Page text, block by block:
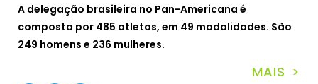
A delegação brasileira no Pan-Americana é
composta por 485 atletas, em 49 modalidades. São
249 homens e 236 mulheres.
MAIS >